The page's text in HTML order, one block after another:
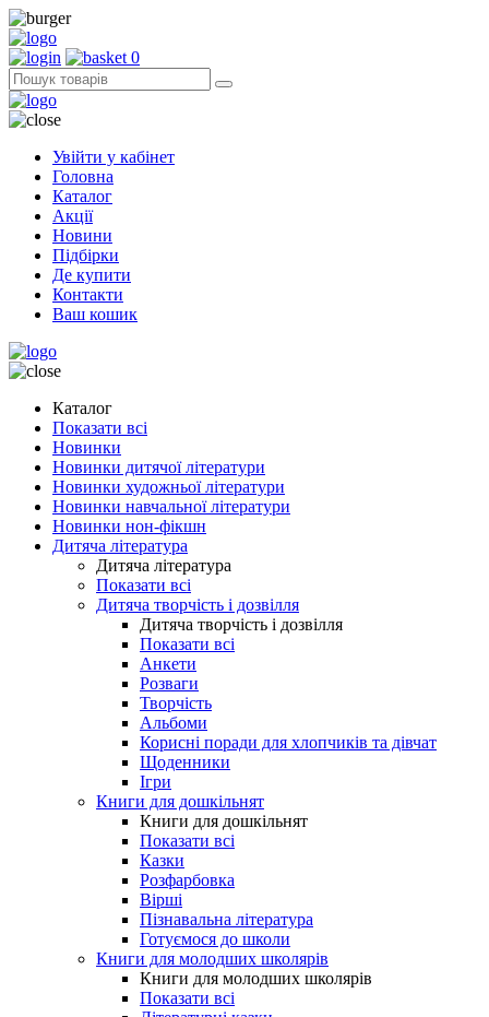
0
Увійти у кабінет
Головна
Каталог
Акції
Новини
Підбірки
Де купити
Контакти
Ваш кошик
Каталог
Показати всі
Новинки
Новинки дитячої літератури
Новинки художньої літератури
Новинки навчальної літератури
Новинки нон-фікшн
Дитяча література
Дитяча література
Показати всі
Дитяча творчість і дозвілля
Дитяча творчість і дозвілля
Показати всі
Анкети
Розваги
Творчість
Альбоми
Корисні поради для хлопчиків та дівчат
Щоденники
Ігри
Книги для дошкільнят
Книги для дошкільнят
Показати всі
Казки
Розфарбовка
Вірші
Пізнавальна література
Готуємося до школи
Книги для молодших школярів
Книги для молодших школярів
Показати всі